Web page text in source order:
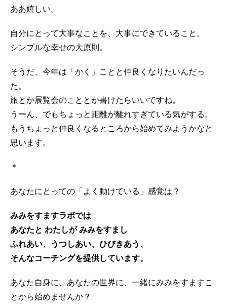
ああ嬉しい。
自分にとって大事なことを、大事にできていること。
シンプルな幸せの大原則。
そうだ、今年は「かく」ことと仲良くなりたいんだっ
た。
旅とか展覧会のこととか書けたらいいですね。
うーん、でもちょっと距離が離れすぎている気がする。
もうちょっと仲良くなるところから始めてみようかなと
思います。
＊
あなたにとっての「よく動けている」感覚は？
みみをすますラボでは
あなたと わたしが みみをすまし
ふれあい、うつしあい、ひびきあう、
そんなコーチングを提供しています。
あなた自身に、あなたの世界に、一緒にみみをすますこ
とから始めませんか？